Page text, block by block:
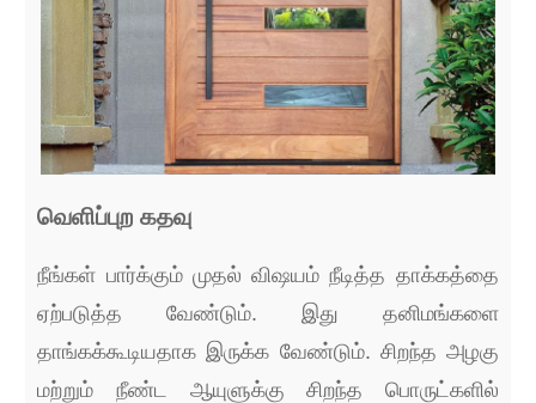
வெளிப்புற கதவு
நீங்கள் பார்க்கும் முதல் விஷயம் நீடித்த தாக்கத்தை
ஏற்படுத்த வேண்டும். இது தனிமங்களை
தாங்கக்கூடியதாக இருக்க வேண்டும். சிறந்த அழகு
மற்றும் நீண்ட ஆயுளுக்கு சிறந்த பொருட்களில்